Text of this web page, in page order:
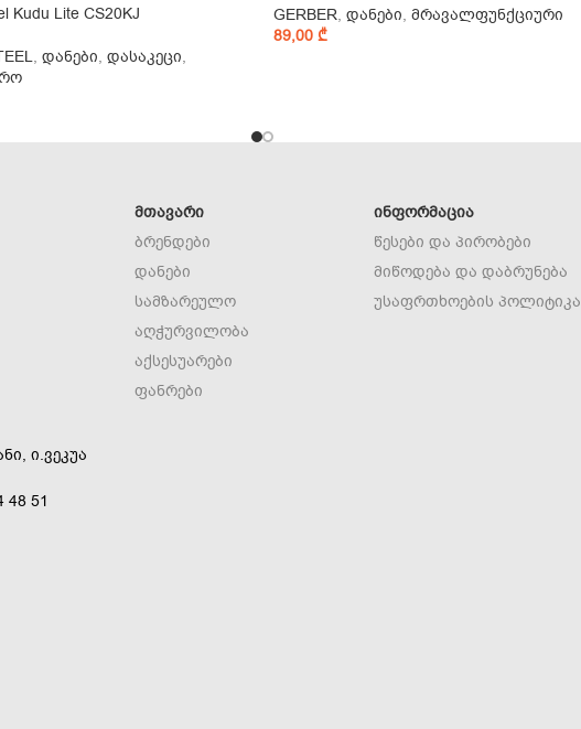
Kudu Lite CS20KJ
, დანები, დასაკეცი,
GERBER, დანები, მრავალფუნქციური
89,00 ₾
ი.ვეკუა
51
ᲛᲗᲐᲕᲐᲠᲘ
ბრენდები
დანები
სამზარეულო
აღჭურვილობა
აქსესუარები
ფანრები
ᲘᲜᲤᲝᲠᲛᲐᲪᲘᲐ
წესები და პირობები
მიწოდება და დაბრუნება
უსაფრთხოების პოლიტიკა